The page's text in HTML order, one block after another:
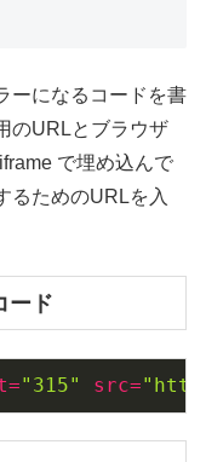
ーになるコードを書
のURLとブラウザ
で埋め込んで
るためのURLを入
ード
="315" src=